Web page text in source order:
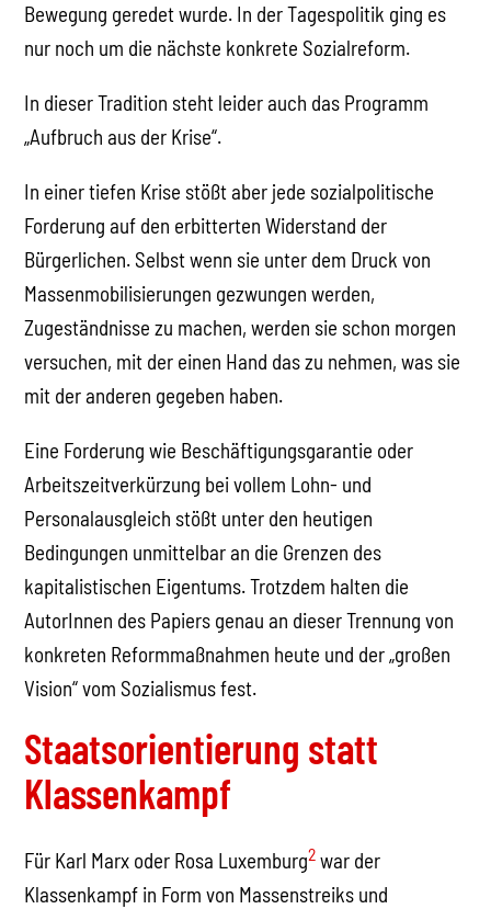
Bewegung geredet wurde. In der Tagespolitik ging es
nur noch um die nächste konkrete Sozialreform.
In dieser Tradition steht leider auch das Programm
„Aufbruch aus der Krise“.
In einer tiefen Krise stößt aber jede sozialpolitische
Forderung auf den erbitterten Widerstand der
Bürgerlichen. Selbst wenn sie unter dem Druck von
Massenmobilisierungen gezwungen werden,
Zugeständnisse zu machen, werden sie schon morgen
versuchen, mit der einen Hand das zu nehmen, was sie
mit der anderen gegeben haben.
Eine Forderung wie Beschäftigungsgarantie oder
Arbeitszeitverkürzung bei vollem Lohn- und
Personalausgleich stößt unter den heutigen
Bedingungen unmittelbar an die Grenzen des
kapitalistischen Eigentums. Trotzdem halten die
AutorInnen des Papiers genau an dieser Trennung von
konkreten Reformmaßnahmen heute und der „großen
Vision“ vom Sozialismus fest.
Staatsorientierung statt
Klassenkampf
Für Karl Marx oder Rosa Luxemburg2 war der
Klassenkampf in Form von Massenstreiks und